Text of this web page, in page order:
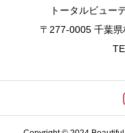
トータルビュー
〒277-0005 千葉